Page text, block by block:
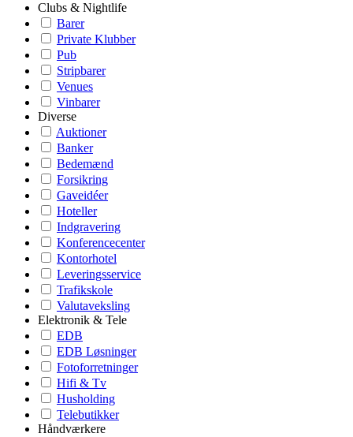
Clubs & Nightlife
Barer
Private Klubber
Pub
Stripbarer
Venues
Vinbarer
Diverse
Auktioner
Banker
Bedemænd
Forsikring
Gaveidéer
Hoteller
Indgravering
Konferencecenter
Kontorhotel
Leveringsservice
Trafikskole
Valutaveksling
Elektronik & Tele
EDB
EDB Løsninger
Fotoforretninger
Hifi & Tv
Husholding
Telebutikker
Håndværkere